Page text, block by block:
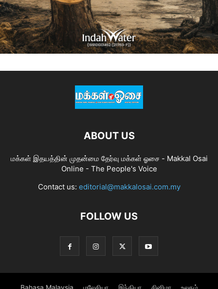
ABOUT US
மக்கள் இதயத்தின் முதன்மை தேர்வு மக்கள் ஓசை - Makkal Osai
Online - The People's Voice
Contact us: editorial@makkalosai.com.my
FOLLOW US
Bahasa Malaysia மலேசியா இந்தியா சினிமா உலகம்